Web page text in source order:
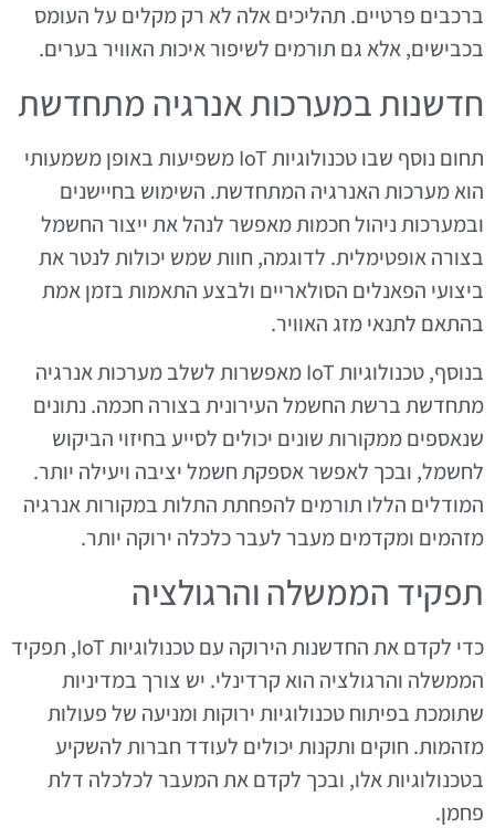
ברכבים פרטיים. תהליכים אלה לא רק מקלים על העומס
בכבישים, אלא גם תורמים לשיפור איכות האוויר בערים.
חדשנות במערכות אנרגיה מתחדשת
תחום נוסף שבו טכנולוגיות IoT משפיעות באופן משמעותי
הוא מערכות האנרגיה המתחדשת. השימוש בחיישנים
ובמערכות ניהול חכמות מאפשר לנהל את ייצור החשמל
בצורה אופטימלית. לדוגמה, חוות שמש יכולות לנטר את
ביצועי הפאנלים הסולאריים ולבצע התאמות בזמן אמת
בהתאם לתנאי מזג האוויר.
בנוסף, טכנולוגיות IoT מאפשרות לשלב מערכות אנרגיה
מתחדשת ברשת החשמל העירונית בצורה חכמה. נתונים
שנאספים ממקורות שונים יכולים לסייע בחיזוי הביקוש
לחשמל, ובכך לאפשר אספקת חשמל יציבה ויעילה יותר.
המודלים הללו תורמים להפחתת התלות במקורות אנרגיה
מזהמים ומקדמים מעבר לעבר כלכלה ירוקה יותר.
תפקיד הממשלה והרגולציה
כדי לקדם את החדשנות הירוקה עם טכנולוגיות IoT, תפקיד
הממשלה והרגולציה הוא קרדינלי. יש צורך במדיניות
שתומכת בפיתוח טכנולוגיות ירוקות ומניעה של פעולות
מזהמות. חוקים ותקנות יכולים לעודד חברות להשקיע
בטכנולוגיות אלו, ובכך לקדם את המעבר לכלכלה דלת
פחמן.